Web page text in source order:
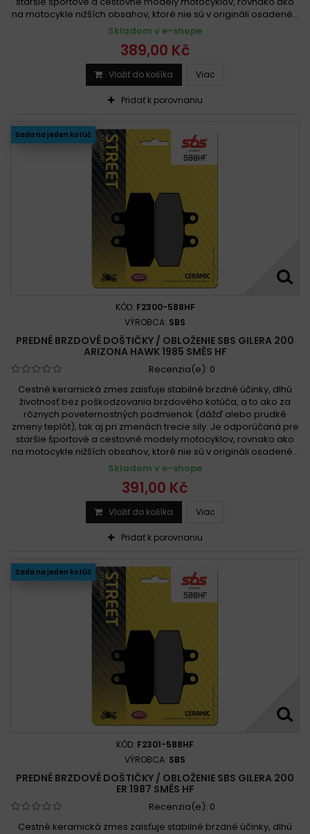
na motocykle nižších obsahov, ktoré nie sú v origináli osadené...
Skladom v e-shope
389,00 Kč
Vložiť do košíka Viac
Pridať k porovnaniu
Sada na jeden kotúč
KÓD: F2300-588HF
VÝROBCA: SBS
PREDNÉ BRZDOVÉ DOŠTIČKY / OBLOŽENIE SBS GILERA 200
ARIZONA HAWK 1985 SMĚS HF
Recenzia(e): 0
Cestné keramická zmes zaisťuje stabilné brzdné účinky, dlhú
životnosť bez poškodzovania brzdového kotúča, a to ako za
rôznych poveternostných podmienok (dážď alebo prudké
zmeny teplôt), tak aj pri zmenách trecie sily. Je odporúčaná pre
staršie športové a cestovné modely motocyklov, rovnako ako
na motocykle nižších obsahov, ktoré nie sú v origináli osadené...
Skladom v e-shope
391,00 Kč
Vložiť do košíka Viac
Pridať k porovnaniu
Sada na jeden kotúč
KÓD: F2301-588HF
VÝROBCA: SBS
PREDNÉ BRZDOVÉ DOŠTIČKY / OBLOŽENIE SBS GILERA 200
ER 1987 SMĚS HF
Recenzia(e): 0
Cestné keramická zmes zaisťuje stabilné brzdné účinky, dlhú